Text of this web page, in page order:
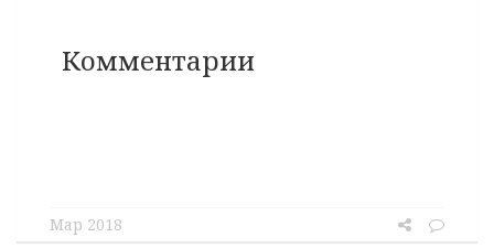
Комментарии
Мар 2018